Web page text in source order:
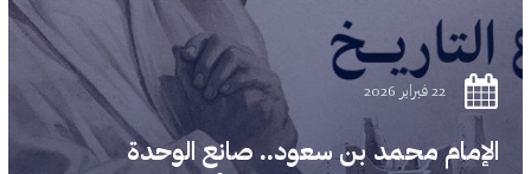
22 فبراير 2026
الإمام محمد بن سعود.. صانع الوحدة